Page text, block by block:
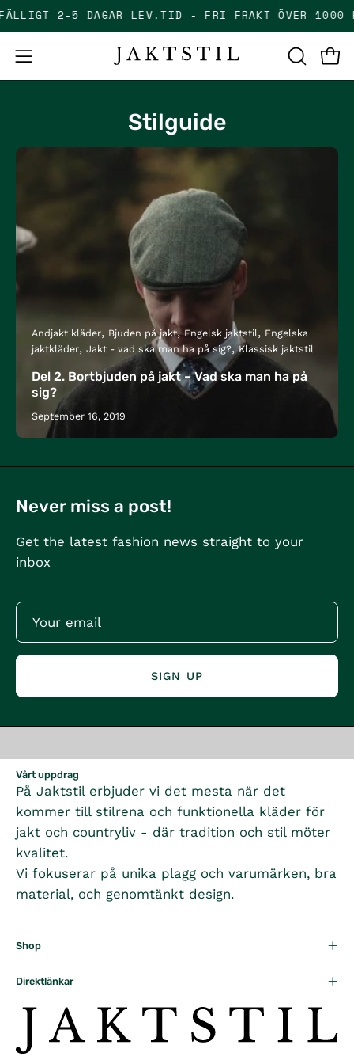
Skip
to
content
2-5 DAGAR LEV.TID - FRI FRAKT ÖVER
Open
navigation
OPEN
SEARCH
Stilguide
Andjakt kläder Bjuden på jakt Engelsk jaktstil
Engelska
jaktkläder Jakt - vad ska man ha på sig? Klassisk jaktstil
Del 2. Bortbjuden på jakt – Vad ska man ha på
sig?
September 16, 2019
Never miss a post!
Get the latest fashion news straight to your
inbox
SIGN UP
Vårt uppdrag
På Jaktstil erbjuder vi det mesta när det
kommer till stilrena och funktionella kläder för
jakt och countryliv - där tradition och stil möter
kvalitet.
Vi fokuserar på unika plagg och varumärken, bra
material, och genomtänkt design.
Shop
Direktlänkar